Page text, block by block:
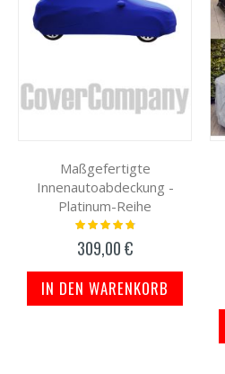
Maßgefertigte
Innenautoabdeckung -
Platinum-Reihe
Bewertung:
309,00 €
IN DEN WARENKORB